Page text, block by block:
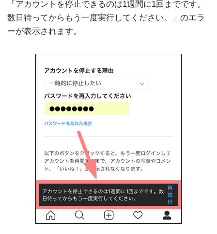
「アカウントを停止できるのは1週間に1回までです。
数日待ってからもう一度実行してください。」のエラ
ーが表示されます。